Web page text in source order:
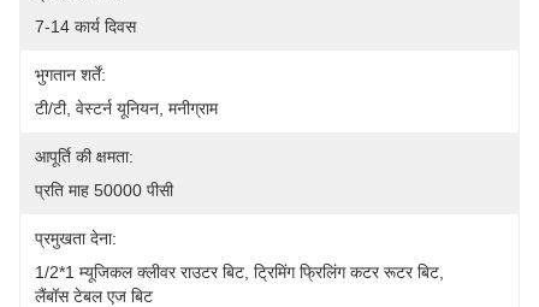
7-14 कार्य दिवस
भुगतान शर्तें:
टी/टी, वेस्टर्न यूनियन, मनीग्राम
आपूर्ति की क्षमता:
प्रति माह 50000 पीसी
प्रमुखता देना:
1/2*1 म्यूजिकल क्लीवर राउटर बिट ट्रिमिंग फ्रिलिंग कटर रूटर बिट
लैंबॉस टेबल एज बिट